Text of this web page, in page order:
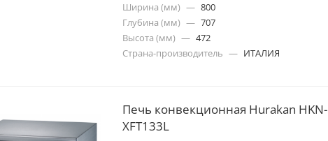
Ширина (мм) — 800
Глубина (мм) — 707
Высота (мм) — 472
Страна-производитель — ИТАЛИЯ
Печь конвекционная Hurakan HKN-
XFT133L